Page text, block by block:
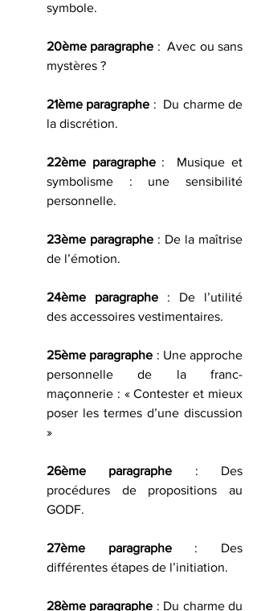
symbole.
20ème paragraphe :  Avec ou sans
mystères ?
21ème paragraphe :  Du charme de
la discrétion.
22ème paragraphe :  Musique et
symbolisme : une sensibilité
personnelle.
23ème paragraphe : De la maîtrise
de l’émotion.
24ème paragraphe : De l’utilité
des accessoires vestimentaires.
25ème paragraphe : Une approche
personnelle de la franc-
maçonnerie : « Contester et mieux
poser les termes d’une discussion
»
26ème paragraphe : Des
procédures de propositions au
GODF.
27ème paragraphe : Des
différentes étapes de l’initiation.
28ème paragraphe : Du charme du